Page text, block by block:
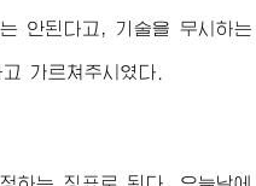
안된다고, 기술을 무시하는
가르쳐주시였다.